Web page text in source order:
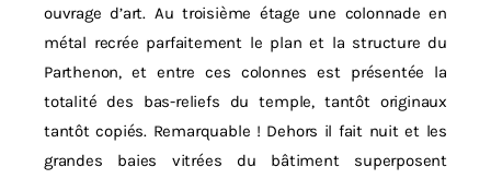
ouvrage d’art. Au troisième étage une colonnade en
métal recrée parfaitement le plan et la structure du
Parthenon, et entre ces colonnes est présentée la
totalité des bas-reliefs du temple, tantôt originaux
tantôt copiés. Remarquable ! Dehors il fait nuit et les
grandes baies vitrées du bâtiment superposent